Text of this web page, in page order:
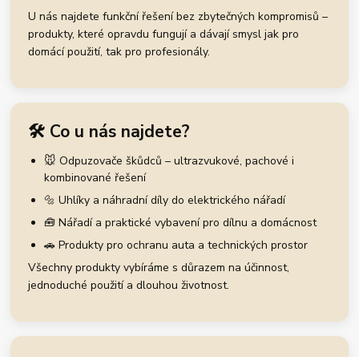
U nás najdete funkční řešení bez zbytečných kompromisů –
produkty, které opravdu fungují a dávají smysl jak pro
domácí použití, tak pro profesionály.
🛠️ Co u nás najdete?
🐭 Odpuzovače škůdců – ultrazvukové, pachové i
kombinované řešení
🔩 Uhlíky a náhradní díly do elektrického nářadí
🧰 Nářadí a praktické vybavení pro dílnu a domácnost
🚗 Produkty pro ochranu auta a technických prostor
Všechny produkty vybíráme s důrazem na účinnost,
jednoduché použití a dlouhou životnost.